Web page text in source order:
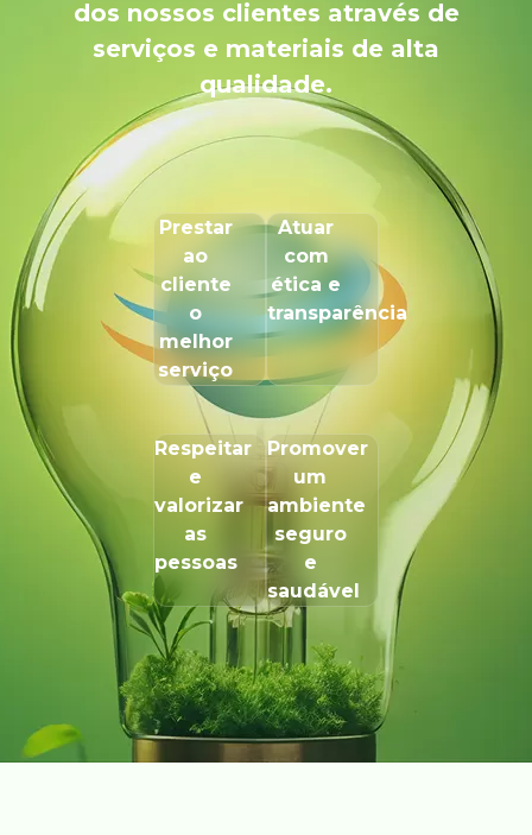
dos nossos clientes através de
serviços e materiais de alta
qualidade.
Prestar
ao
cliente
o
melhor
serviço
Atuar
com
ética e
transparência
Respeitar
e
valorizar
as
pessoas
Promover
um
ambiente
seguro
e
saudável